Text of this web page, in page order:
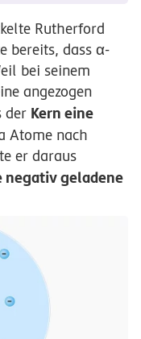
Rutherford
bereits, dass α-
bei seinem
angezogen
der Kern eine
Atome nach
er daraus
negativ geladene